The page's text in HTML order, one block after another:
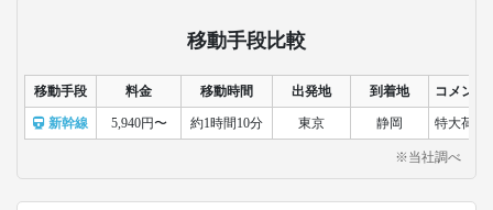
移動手段比較
移動手段 料金 移動時間 出発地 到着地 コメント
新幹線 5,940円〜 約1時間10分 東京 静岡 特大荷物
※当社調べ